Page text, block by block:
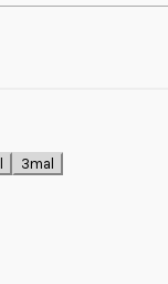
3mal